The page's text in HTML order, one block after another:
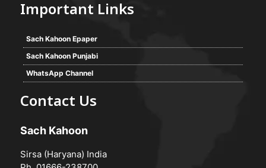
Important Links
Sach Kahoon Epaper
Sach Kahoon Punjabi
WhatsApp Channel
Contact Us
Sach Kahoon
Sirsa (Haryana) India